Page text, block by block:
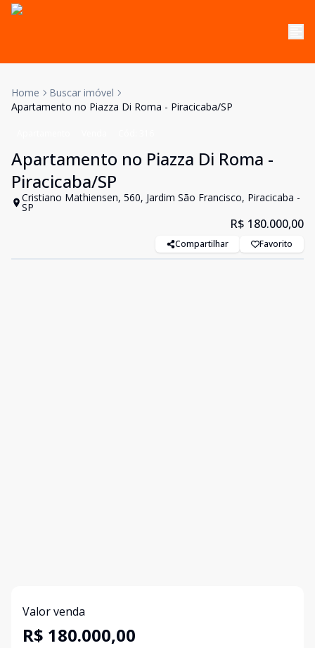
Home
Buscar imóvel
Apartamento no Piazza Di Roma - Piracicaba/SP
Apartamento no Piazza Di Roma -
Piracicaba/SP
Cristiano Mathiensen, 560, Jardim São Francisco, Piracicaba -
SP
R$ 180.000,00
Compartilhar Favorito
Valor venda
R$ 180.000,00